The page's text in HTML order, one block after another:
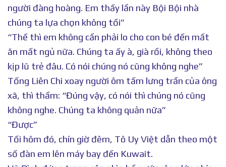
người đàng hoàng. Em thấy lần này Bội Bội nhà
chúng ta lựa chọn không tồi”
“Thế thì em không cần phải lo cho con bé đến mất
ăn mất ngủ nữa. Chúng ta ấy à, già rồi, không theo
kịp lũ trẻ đâu. Có nói chúng nó cũng không nghe”
Tống Liên Chi xoay người ôm tấm lưng trần của ông
xã, thì thầm: “Đúng vậy, có nói thì chúng nó cũng
không nghe. Chúng ta không quản nữa”
“Được”
Tối hôm đó, chín giờ đêm, Tô Uy Việt dẫn theo một
số đàn em lên máy bay đến Kuwait.